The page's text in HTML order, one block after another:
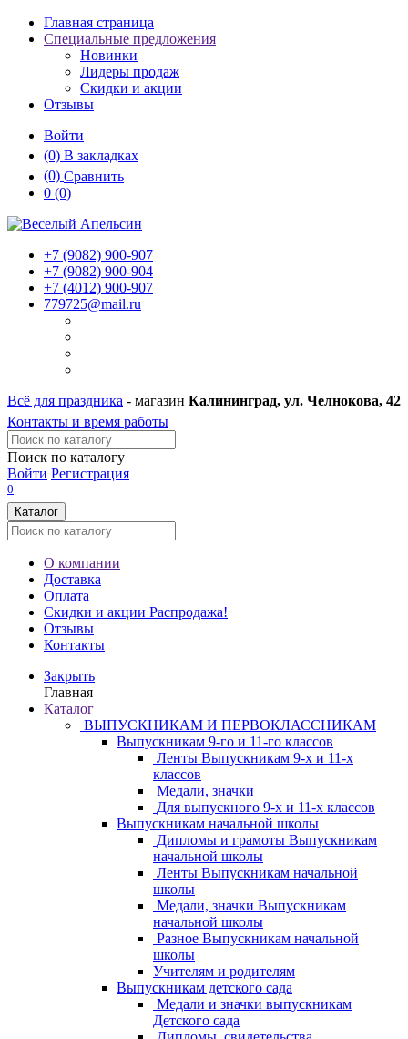
Главная страница
Специальные предложения
Новинки
Лидеры продаж
Скидки и акции
Отзывы
Войти
(0) В закладках
(0) Сравнить
0 (0)
+7 (9082) 900-907
+7 (9082) 900-904
+7 (4012) 900-907
779725@mail.ru
Всё для праздника - магазин Калининград, ул. Челнокова, 42
Контакты и время работы
Поиск по каталогу
Войти Регистрация
0
Каталог
О компании
Доставка
Оплата
Скидки и акции Распродажа!
Отзывы
Контакты
Закрыть
Главная
Каталог
ВЫПУСКНИКАМ И ПЕРВОКЛАССНИКАМ
Выпускникам 9-го и 11-го классов
Ленты Выпускникам 9-х и 11-х
классов
Медали, значки
Для выпускного 9-х и 11-х классов
Выпускникам начальной школы
Дипломы и грамоты Выпускникам
начальной школы
Ленты Выпускникам начальной
школы
Медали, значки Выпускникам
начальной школы
Разное Выпускникам начальной
школы
Учителям и родителям
Выпускникам детского сада
Медали и значки выпускникам
Детского сада